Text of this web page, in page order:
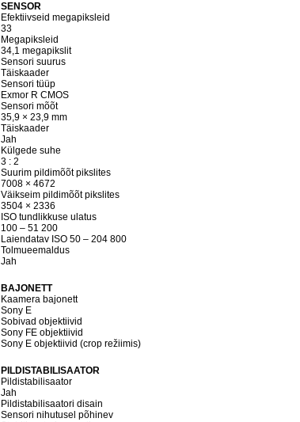
SENSOR
Efektiivseid megapiksleid
33
Megapiksleid
34,1 megapikslit
Sensori suurus
Täiskaader
Sensori tüüp
Exmor R CMOS
Sensori mõõt
35,9 × 23,9 mm
Täiskaader
Jah
Külgede suhe
3 : 2
Suurim pildimõõt pikslites
7008 × 4672
Väikseim pildimõõt pikslites
3504 × 2336
ISO tundlikkuse ulatus
100 – 51 200
Laiendatav ISO 50 – 204 800
Tolmueemaldus
Jah
BAJONETT
Kaamera bajonett
Sony E
Sobivad objektiivid
Sony FE objektiivid
Sony E objektiivid (crop režiimis)
PILDISTABILISAATOR
Pildistabilisaator
Jah
Pildistabilisaatori disain
Sensori nihutusel põhinev